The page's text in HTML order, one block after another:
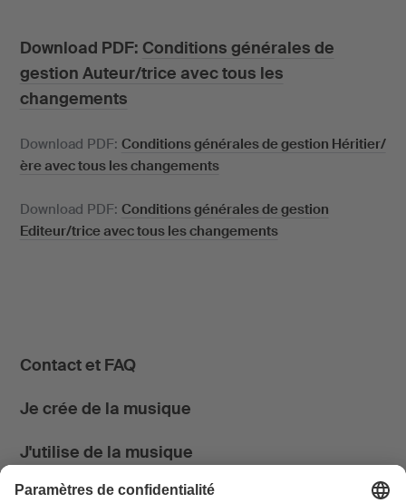
Download PDF: Conditions générales de
gestion Auteur/trice avec tous les
changements
Download PDF: Conditions générales de gestion Héritier/
ère avec tous les changements
Download PDF: Conditions générales de gestion
Editeur/trice avec tous les changements
Contact et FAQ
Je crée de la musique
J'utilise de la musique
News & Agenda